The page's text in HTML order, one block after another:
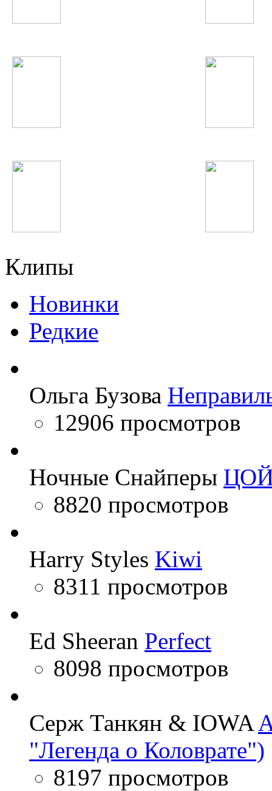
Клипы
Новинки
Редкие
Ольга Бузова
12906 просмотров
Ночные Снайперы
8820 просмотров
Harry Styles Kiwi
8311 просмотров
Ed Sheeran Perfect
8098 просмотров
Серж Танкян & IOWA
"Легенда о Коловрате")
8197 просмотров